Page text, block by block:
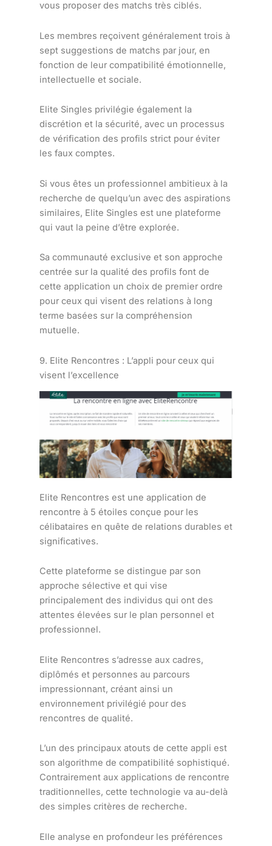
vous proposer des matchs très ciblés.
Les membres reçoivent généralement trois à
sept suggestions de matchs par jour, en
fonction de leur compatibilité émotionnelle,
intellectuelle et sociale.
Elite Singles privilégie également la
discrétion et la sécurité, avec un processus
de vérification des profils strict pour éviter
les faux comptes.
Si vous êtes un professionnel ambitieux à la
recherche de quelqu’un avec des aspirations
similaires, Elite Singles est une plateforme
qui vaut la peine d’être explorée.
Sa communauté exclusive et son approche
centrée sur la qualité des profils font de
cette application un choix de premier ordre
pour ceux qui visent des relations à long
terme basées sur la compréhension
mutuelle.
9. Elite Rencontres : L’appli pour ceux qui
visent l’excellence
Elite Rencontres est une application de
rencontre à 5 étoiles conçue pour les
célibataires en quête de relations durables et
significatives.
Cette plateforme se distingue par son
approche sélective et qui vise
principalement des individus qui ont des
attentes élevées sur le plan personnel et
professionnel.
Elite Rencontres s’adresse aux cadres,
diplômés et personnes au parcours
impressionnant, créant ainsi un
environnement privilégié pour des
rencontres de qualité.
L’un des principaux atouts de cette appli est
son algorithme de compatibilité sophistiqué.
Contrairement aux applications de rencontre
traditionnelles, cette technologie va au-delà
des simples critères de recherche.
Elle analyse en profondeur les préférences